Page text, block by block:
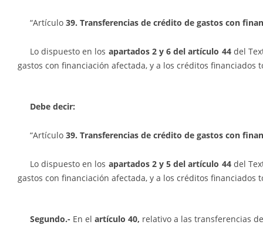
“Artículo 39. Transferencias de crédito de gastos con
Lo dispuesto en los apartados 2 y 6 del artículo 44del
gastos con financiación afectada, y a los créditos
Debe decir:
“Artículo 39. Transferencias de crédito de gastos con
Lo dispuesto en los apartados 2 y 5 del artículo 44del
gastos con financiación afectada, y a los créditos
Segundo.- En el artículo 40, relativo a las transferencias